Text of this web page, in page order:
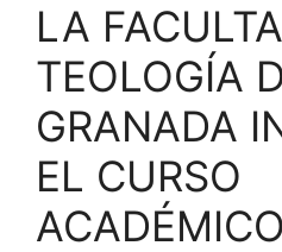
LA
TEOLOGÍA
GRANADA
EL CURSO